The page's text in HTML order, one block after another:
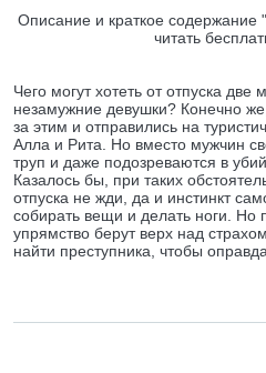
Описание и краткое содержание
читать
Чего могут хотеть от отпуска две
незамужние девушки? Конечно
за этим и отправились на
Алла и Рита. Но вместо мужчин
труп и даже подозреваются в
Казалось бы, при таких
отпуска не жди, да и инстинкт
собирать вещи и делать ноги. Но
упрямство берут верх над
найти преступника, чтобы